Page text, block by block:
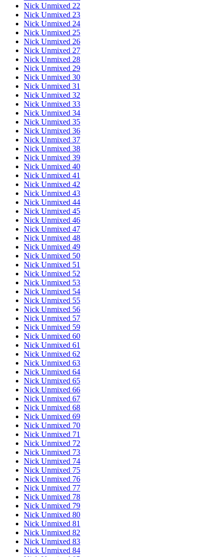
Nick Unmixed 22
Nick Unmixed 23
Nick Unmixed 24
Nick Unmixed 25
Nick Unmixed 26
Nick Unmixed 27
Nick Unmixed 28
Nick Unmixed 29
Nick Unmixed 30
Nick Unmixed 31
Nick Unmixed 32
Nick Unmixed 33
Nick Unmixed 34
Nick Unmixed 35
Nick Unmixed 36
Nick Unmixed 37
Nick Unmixed 38
Nick Unmixed 39
Nick Unmixed 40
Nick Unmixed 41
Nick Unmixed 42
Nick Unmixed 43
Nick Unmixed 44
Nick Unmixed 45
Nick Unmixed 46
Nick Unmixed 47
Nick Unmixed 48
Nick Unmixed 49
Nick Unmixed 50
Nick Unmixed 51
Nick Unmixed 52
Nick Unmixed 53
Nick Unmixed 54
Nick Unmixed 55
Nick Unmixed 56
Nick Unmixed 57
Nick Unmixed 59
Nick Unmixed 60
Nick Unmixed 61
Nick Unmixed 62
Nick Unmixed 63
Nick Unmixed 64
Nick Unmixed 65
Nick Unmixed 66
Nick Unmixed 67
Nick Unmixed 68
Nick Unmixed 69
Nick Unmixed 70
Nick Unmixed 71
Nick Unmixed 72
Nick Unmixed 73
Nick Unmixed 74
Nick Unmixed 75
Nick Unmixed 76
Nick Unmixed 77
Nick Unmixed 78
Nick Unmixed 79
Nick Unmixed 80
Nick Unmixed 81
Nick Unmixed 82
Nick Unmixed 83
Nick Unmixed 84